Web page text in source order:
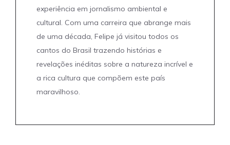
experiência em jornalismo ambiental e
cultural. Com uma carreira que abrange mais
de uma década, Felipe já visitou todos os
cantos do Brasil trazendo histórias e
revelações inéditas sobre a natureza incrível e
a rica cultura que compõem este país
maravilhoso.